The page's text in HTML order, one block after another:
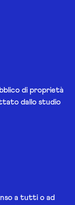
di proprietà
dallo studio
a tutti o ad